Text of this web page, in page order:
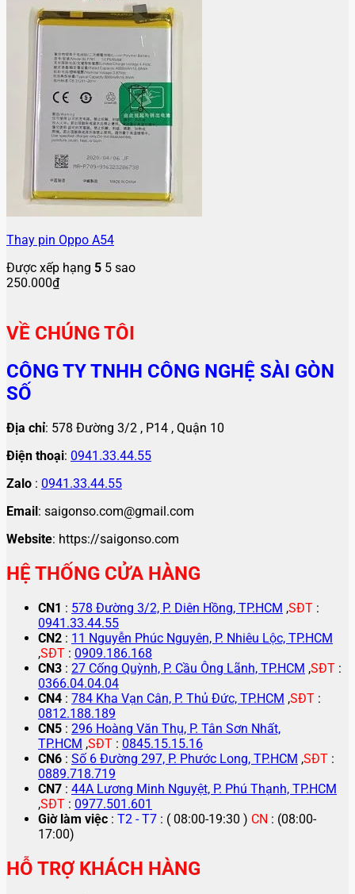
Thay pin Oppo A54
Được xếp hạng 5 5 sao
250.000₫
VỀ CHÚNG TÔI
CÔNG TY TNHH CÔNG NGHỆ SÀI GÒN
SỐ
Địa chỉ: 578 Đường 3/2 , P14 , Quận 10
Điện thoại: 0941.33.44.55
Zalo : 0941.33.44.55
Email: saigonso.com@gmail.com
Website: https://saigonso.com
HỆ THỐNG CỬA HÀNG
CN1 : 578 Đường 3/2, P. Diên Hồng, TP.HCM ,SĐT :
0941.33.44.55
CN2 : 11 Nguyễn Phúc Nguyên, P. Nhiêu Lộc, TP.HCM
,SĐT : 0909.186.168
CN3 : 27 Cống Quỳnh, P. Cầu Ông Lãnh, TP.HCM ,SĐT :
0366.04.04.04
CN4 : 784 Kha Vạn Cân, P. Thủ Đức, TP.HCM ,SĐT :
0812.188.189
CN5 : 296 Hoàng Văn Thụ, P. Tân Sơn Nhất,
TP.HCM ,SĐT : 0845.15.15.16
CN6 : Số 6 Đường 297, P. Phước Long, TP.HCM ,SĐT :
0889.718.719
CN7 : 44A Lương Minh Nguyệt, P. Phú Thạnh, TP.HCM
,SĐT : 0977.501.601
Giờ làm việc : T2 - T7 : ( 08:00-19:30 ) CN : (08:00-
17:00)
HỖ TRỢ KHÁCH HÀNG